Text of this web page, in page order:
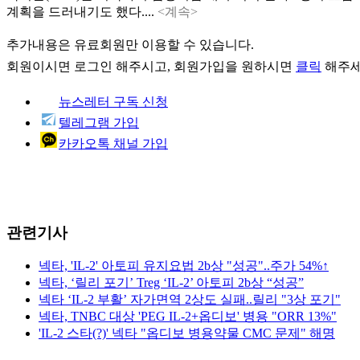
계획을 드러내기도 했다.... <계속>
추가내용은 유료회원만 이용할 수 있습니다.
회원이시면 로그인 해주시고, 회원가입을 원하시면 클릭 해주
뉴스레터 구독 신청
텔레그램 가입
카카오톡 채널 가입
관련기사
넥타, 'IL-2' 아토피 유지요법 2b상 "성공"..주가 54%↑
넥타, ‘릴리 포기’ Treg ‘IL-2’ 아토피 2b상 “성공”
넥타 ‘IL-2 부활’ 자가면역 2상도 실패..릴리 "3상 포기"
넥타, TNBC 대상 'PEG IL-2+옵디보' 병용 "ORR 13%"
'IL-2 스타(?)' 넥타 "옵디보 병용약물 CMC 문제" 해명